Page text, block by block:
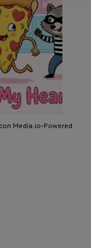
Media.io-Powered